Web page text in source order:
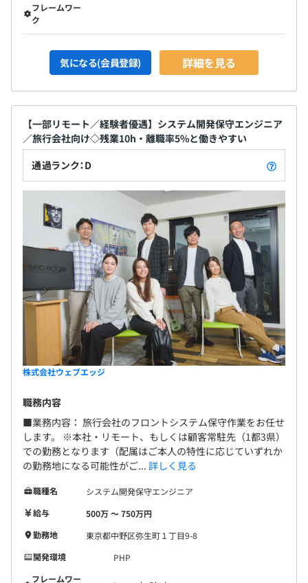
平均年齢29歳／満足感ある働き方が好評
ツキイチ制度（映画・書籍・ラーメン代月1回支給）やバ
ースデー休暇、プロテイン飲み放題など、ユニークな制度
がエンジニアに喜ばれています。
また、給与還元率が高く、明確な評価制度のもと1年で15
万円給与UPした人も！エンジニアが働きやすい環境づく
りに注力しています。
フレームワー
ク
気になる(会員登録) 詳細を見る
【一部リモート／経験者優遇】システム開発保守エンジニア
／旅行会社向け◇残業10h・離職率5%と働きやすい
通過ランク：D
株式会社ウェブエッジ
職務内容
■業務内容： 旅行会社のフロントシステム保守作業をお任せ
します。 ※本社・リモート、もしくは顧客常駐先（1都3県）
での勤務となります（配属はご本人の特性に応じていずれか
の勤務地になる可能性がご... 詳しく見る
職種名
システム開発保守エンジニア
給与
500万 〜 750万円
勤務地
東京都中野区弥⽣町１丁目9-8
開発環境
PHP
フレームワー